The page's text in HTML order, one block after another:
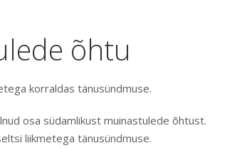
õhtu
korraldas tänusündmuse.
osa südamlikust muinastulede õhtust.
liikmetega tänusündmuse.